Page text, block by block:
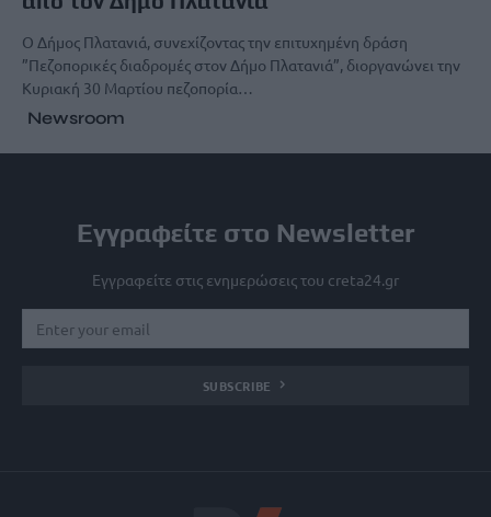
Ο Δήμος Πλατανιά, συνεχίζοντας την επιτυχημένη δράση
”Πεζοπορικές διαδρομές στον Δήμο Πλατανιά”, διοργανώνει την
Κυριακή 30 Μαρτίου πεζοπορία…
Newsroom
Εγγραφείτε στο Newsletter
Εγγραφείτε στις ενημερώσεις του creta24.gr
SUBSCRIBE